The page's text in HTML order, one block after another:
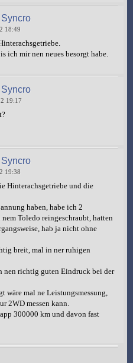
18:49
ich mir nen neues besorgt habe.
19:17
19:38
Hinterachsgetriebe und die
haben, habe ich 2
Toledo reingeschraubt, hatten
hab ja nicht ohne
breit, mal in ner ruhigen
nen richtig guten Eindruck bei der
wäre mal ne Leistungsmessung,
2WD messen kann.
300000 km und davon fast